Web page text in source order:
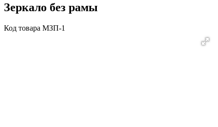
Зеркало без рамы
Код товара MЗП-1